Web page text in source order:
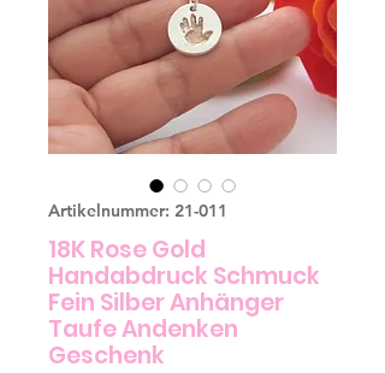
Artikelnummer: 21-011
18K Rose Gold
Handabdruck Schmuck
Fein Silber Anhänger
Taufe Andenken
Geschenk